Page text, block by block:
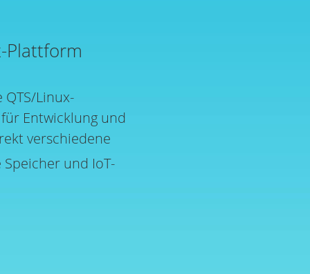
Plattform
Linux-
Entwicklung und
verschiedene
und IoT-